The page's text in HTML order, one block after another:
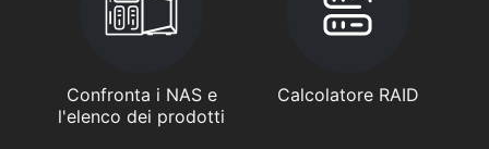
Confronta i NAS e
l'elenco dei prodotti
Calcolatore RAID